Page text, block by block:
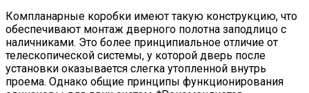
Компланарные коробки имеют такую конструкцию, что
обеспечивают монтаж дверного полотна заподлицо с
наличниками. Это более принципиальное отличие от
телескопической системы, у которой дверь после
установки оказывается слегка утопленной внутрь
проема. Однако общие принципы функционирования